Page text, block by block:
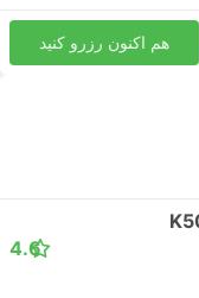
هم اکنون رزرو کنید
4.6